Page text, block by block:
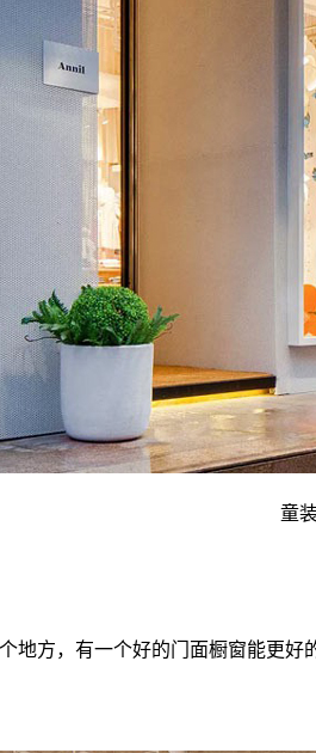
童
地方，有一个好的门面橱窗能更